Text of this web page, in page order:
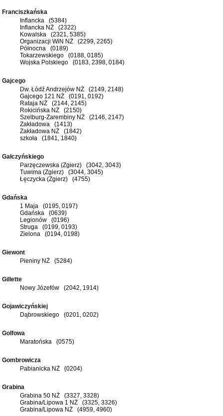
Franciszkańska
Inflancka (5384)
Inflancka NŻ (2322)
Kowalska (2321, 5385)
Organizacji WiN NŻ (2299, 2265)
Północna (0189)
Tokarzewskiego (0188, 0185)
Wojska Polskiego (0183, 2398, 0184)
Gajcego
Dw. Łódź Andrzejów NŻ (2149, 2148)
Gajcego 121 NŻ (0191, 0192)
Rataja NŻ (2144, 2145)
Rokicińska NŻ (2150)
Szelburg-Zarembiny NŻ (2146, 2147)
Zakładowa (1413)
Zakładowa NŻ (1842)
szkoła (1841, 1840)
Gałczyńskiego
Parzęczewska (Zgierz) (3042, 3043)
Tuwima (Zgierz) (3044, 3045)
Łęczycka (Zgierz) (4755)
Gdańska
1 Maja (0195, 0197)
Gdańska (0639)
Legionów (0196)
Struga (0199, 0193)
Zielona (0194, 0198)
Giewont
Pieniny NŻ (5284)
Gillette
Nowy Józefów (2042, 1914)
Gojawiczyńskiej
Dąbrowskiego (0201, 0202)
Golfowa
Maratońska (0575)
Gombrowicza
Pabianicka NŻ (0204)
Grabina
Grabina 50 NŻ (3327, 3328)
Grabina/Lipowa 1 NŻ (3325, 3326)
Grabina/Lipowa NŻ (4959, 4960)